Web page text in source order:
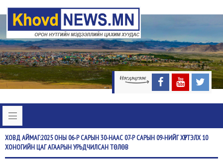
ХОВДАЙМАГ:2025 ОНЫ 06-Р САРЫН 30-НААС 07-Р САРЫН 09-НИЙГ ХҮРТЭЛХ 10
ХОНОГИЙН ЦАГ АГААРЫН УРЬДЧИЛСАН ТӨЛӨВ